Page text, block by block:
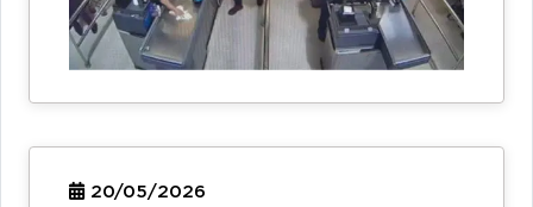
20/05/2026